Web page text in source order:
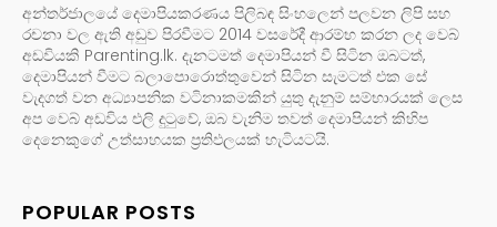
අන්තර්ජාලයේ දෙමාපියකරණය පිලිබඳ සිංහලෙන් පලවන ලිපි සහ
රචනා වල ඇති අඩුව පිරවීමට 2014 වසරේදී ආරම්භ කරන ලද වෙබ්
අඩවියකි Parenting.lk. දැනටමත් දෙමාපියන් වී සිටින ඔබටත්,
දෙමාපියන් වීමට බලාපොරොත්තුවෙන් සිටින සැමටත් එක සේ
වැදගත් වන අධ්‍යාපනික වටිනාකමකින් යුතු දැනුම් සම්භාරයක් ලෙස
අප වෙබ් අඩවිය එලි දුටුවේ, ඔබ වැනිම තවත් දෙමාපියන් කිහිප
දෙනෙකුගේ උත්සාහයක ප්‍රතිඵලයක් හැටියටයි.
POPULAR POSTS